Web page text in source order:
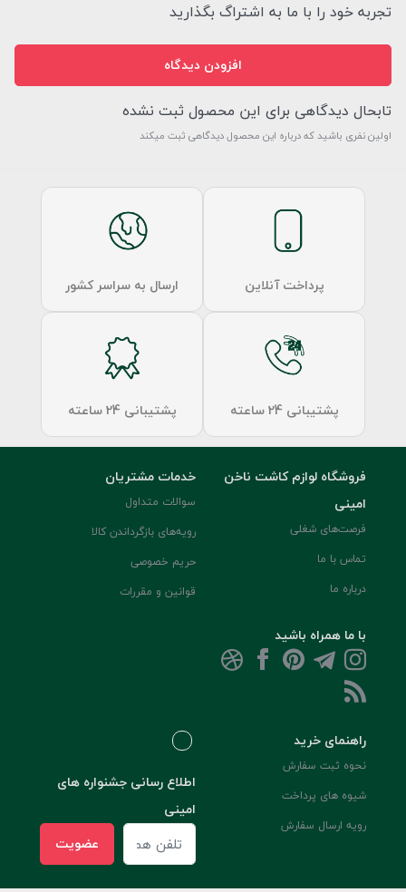
تجربه خود را با ما به اشتراگ بگذارید
افزودن دیدگاه
تابحال دیدگاهی برای این محصول ثبت نشده
اولین نفری باشید که درباره این محصول دیدگاهی ثبت میکند
پرداخت آنلاین ارسال به سراسر کشور
پشتیبانی 24 ساعته پشتیبانی 24 ساعته
فروشگاه لوازم کاشت ناخن
امینی
فرصت‌های شغلی
تماس با ما
درباره ما
با ما همراه باشید
خدمات مشتریان
سوالات متداول
رویه‌های بازگرداندن کالا
حریم خصوصی
قوانین و مقررات
راهنمای خرید
نحوه ثبت سفارش
شیوه های پرداخت
رویه ارسال سفارش
اطلاع رسانی جشنواره های
امینی
عضویت